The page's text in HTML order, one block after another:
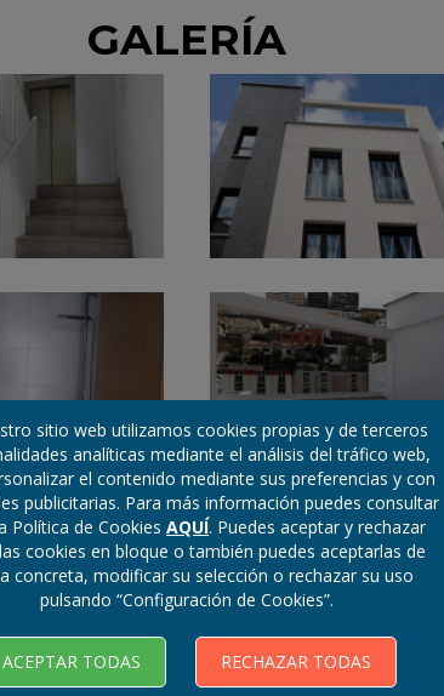
sitio web utilizamos cookies propias y de terceros
analíticas mediante el análisis del tráfico web,
el contenido mediante sus preferencias y con
publicitarias. Para más información puedes consultar
Política de Cookies AQUÍ. Puedes aceptar y rechazar
cookies en bloque o también puedes aceptarlas de
concreta, modificar su selección o rechazar su uso
pulsando “Configuración de Cookies”.
ACEPTAR TODAS RECHAZAR TODAS
GALERÍA